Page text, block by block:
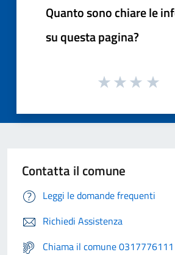
Quanto sono chiare le
su questa pagina?
Contatta il comune
Leggi le domande frequenti
Richiedi Assistenza
Chiama il comune 0317776111